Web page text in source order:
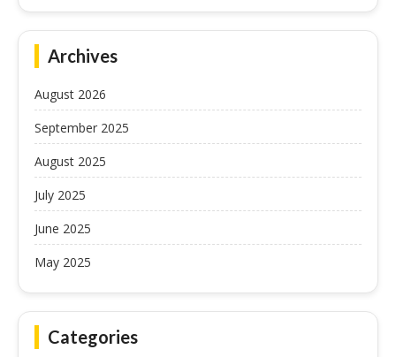
Archives
August 2026
September 2025
August 2025
July 2025
June 2025
May 2025
Categories